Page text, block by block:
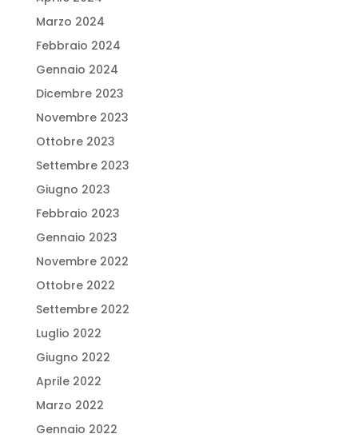
Marzo 2024
Febbraio 2024
Gennaio 2024
Dicembre 2023
Novembre 2023
Ottobre 2023
Settembre 2023
Giugno 2023
Febbraio 2023
Gennaio 2023
Novembre 2022
Ottobre 2022
Settembre 2022
Luglio 2022
Giugno 2022
Aprile 2022
Marzo 2022
Gennaio 2022